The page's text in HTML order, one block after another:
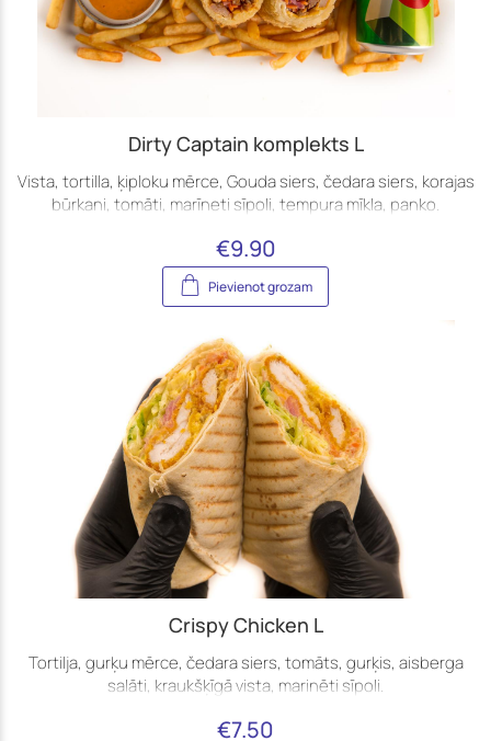
Dirty Captain komplekts L
Vista, tortilla, ķiploku mērce, Gouda siers, čedara siers, korajas
būrkani, tomāti, marīneti sīpoli, tempura mīkla, panko.
€9.90
Pievienot grozam
Crispy Chicken L
Tortilja, gurķu mērce, čedara siers, tomāts, gurķis, aisberga
salāti, kraukšķīgā vista, marinēti sīpoli.
€7.50